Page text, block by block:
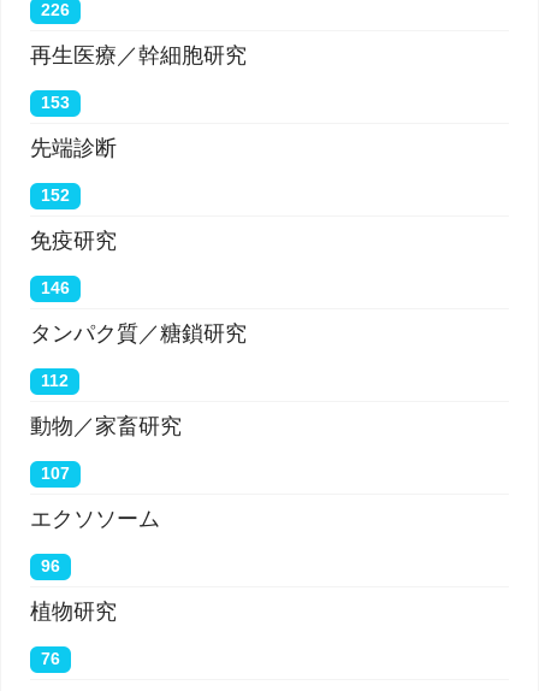
226
再生医療／幹細胞研究
153
先端診断
152
免疫研究
146
タンパク質／糖鎖研究
112
動物／家畜研究
107
エクソソーム
96
植物研究
76